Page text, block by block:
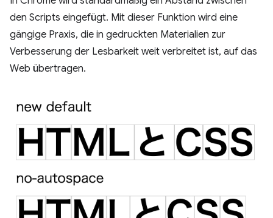
den Scripts eingefügt. Mit dieser Funktion wird eine
gängige Praxis, die in gedruckten Materialien zur
Verbesserung der Lesbarkeit weit verbreitet ist, auf das
Web übertragen.